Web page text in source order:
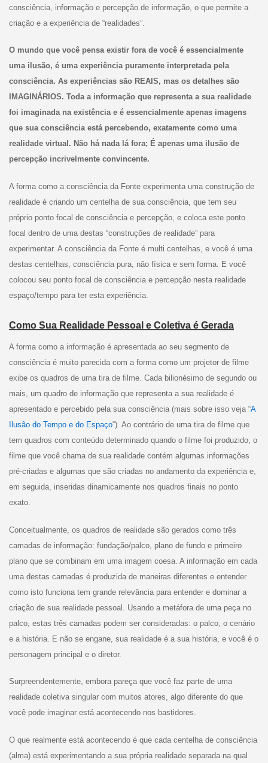
consciência, informação e percepção de informação, o que permite a
criação e a experiência de “realidades”.
O mundo que você pensa existir fora de você é essencialmente
uma ilusão, é uma experiência puramente interpretada pela
consciência. As experiências são REAIS, mas os detalhes são
IMAGINÁRIOS. Toda a informação que representa a sua realidade
foi imaginada na existência e é essencialmente apenas imagens
que sua consciência está percebendo, exatamente como uma
realidade virtual. Não há nada lá fora; É apenas uma ilusão de
percepção incrivelmente convincente.
A forma como a consciência da Fonte experimenta uma construção de
realidade é criando um centelha de sua consciência, que tem seu
próprio ponto focal de consciência e percepção, e coloca este ponto
focal dentro de uma destas “construções de realidade” para
experimentar. A consciência da Fonte é multi centelhas, e você é uma
destas centelhas, consciência pura, não física e sem forma. E você
colocou seu ponto focal de consciência e percepção nesta realidade
espaço/tempo para ter esta experiência.
Como Sua Realidade Pessoal e Coletiva é Gerada
A forma como a informação é apresentada ao seu segmento de
consciência é muito parecida com a forma como um projetor de filme
exibe os quadros de uma tira de filme. Cada bilionésimo de segundo ou
mais, um quadro de informação que representa a sua realidade é
apresentado e percebido pela sua consciência (mais sobre isso veja “A
Ilusão do Tempo e do Espaço“). Ao contrário de uma tira de filme que
tem quadros com conteúdo determinado quando o filme foi produzido, o
filme que você chama de sua realidade contém algumas informações
pré-criadas e algumas que são criadas no andamento da experiência e,
em seguida, inseridas dinamicamente nos quadros finais no ponto
exato.
Conceitualmente, os quadros de realidade são gerados como três
camadas de informação: fundação/palco, plano de fundo e primeiro
plano que se combinam em uma imagem coesa. A informação em cada
uma destas camadas é produzida de maneiras diferentes e entender
como isto funciona tem grande relevância para entender e dominar a
criação de sua realidade pessoal. Usando a metáfora de uma peça no
palco, estas três camadas podem ser consideradas: o palco, o cenário
e a história. E não se engane, sua realidade é a sua história, e você é o
personagem principal e o diretor.
Surpreendentemente, embora pareça que você faz parte de uma
realidade coletiva singular com muitos atores, algo diferente do que
você pode imaginar está acontecendo nos bastidores.
O que realmente está acontecendo é que cada centelha de consciência
(alma) está experimentando a sua própria realidade separada na qual